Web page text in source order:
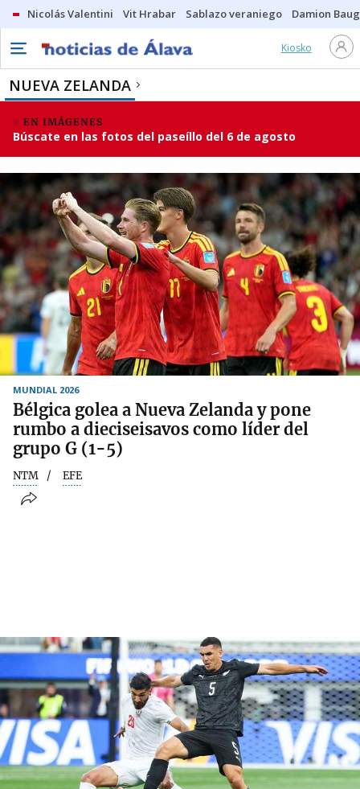
Nicolás Valentini Vit Hrabar Sablazo veraniego Damion
Kiosko
NUEVA ZELANDA
EN IMÁGENES
Búscate en las fotos del paseíllo del 6 de agosto
MUNDIAL 2026
Bélgica golea a Nueva Zelanda y pone
rumbo a dieciseisavos como líder del
grupo G (1-5)
NTM EFE